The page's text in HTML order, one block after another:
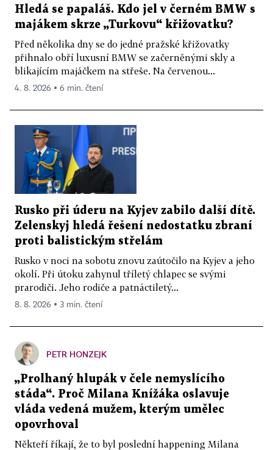
Hledá se papaláš. Kdo jel v černém BMW s
majákem skrze „Turkovu“ křižovatku?
Před několika dny se do jedné pražské křižovatky
přihnalo obří luxusní BMW se začerněnými skly a
blikajícím majáčkem na střeše. Na červenou...
4. 8. 2026 ▪ 6 min. čtení
Rusko při úderu na Kyjev zabilo další dítě.
Zelenskyj hledá řešení nedostatku zbraní
proti balistickým střelám
Rusko v noci na sobotu znovu zaútočilo na Kyjev a jeho
okolí. Při útoku zahynul tříletý chlapec se svými
prarodiči. Jeho rodiče a patnáctiletý...
8. 8. 2026 ▪ 3 min. čtení
PETR HONZEJK
„Prolhaný hlupák v čele nemyslícího
stáda“. Proč Milana Knížáka oslavuje
vláda vedená mužem, kterým umělec
opovrhoval
Někteří říkají, že to byl poslední happening Milana